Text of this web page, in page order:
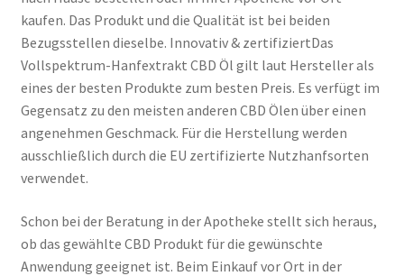
kaufen. Das Produkt und die Qualität ist bei beiden
Bezugsstellen dieselbe. Innovativ & zertifiziertDas
Vollspektrum-Hanfextrakt CBD Öl gilt laut Hersteller als
eines der besten Produkte zum besten Preis. Es verfügt im
Gegensatz zu den meisten anderen CBD Ölen über einen
angenehmen Geschmack. Für die Herstellung werden
ausschließlich durch die EU zertifizierte Nutzhanfsorten
verwendet.
Schon bei der Beratung in der Apotheke stellt sich heraus,
ob das gewählte CBD Produkt für die gewünschte
Anwendung geeignet ist. Beim Einkauf vor Ort in der